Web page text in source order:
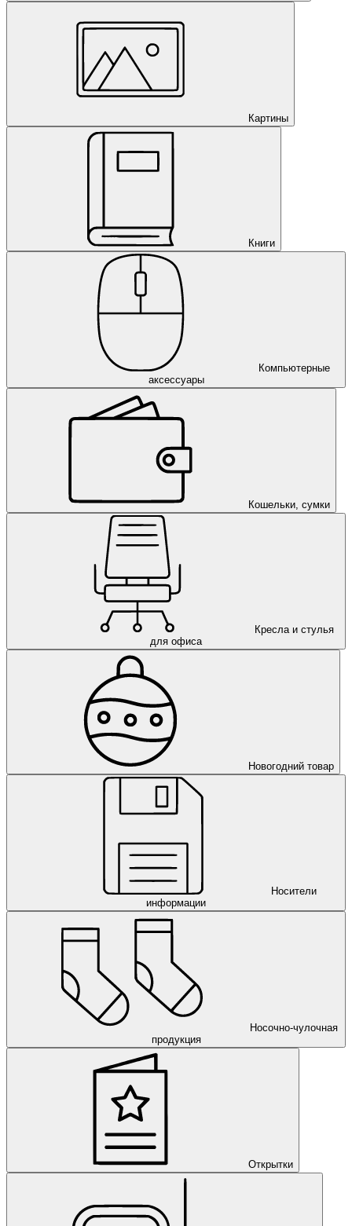
Картины
Книги
Компьютерные
аксессуары
Кошельки, сумки
Кресла и стулья
для офиса
Новогодний товар
Носители
информации
Носочно-чулочная
продукция
Открытки